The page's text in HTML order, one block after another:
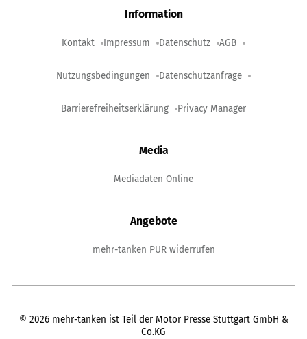
Information
Kontakt Impressum Datenschutz AGB
Nutzungsbedingungen Datenschutzanfrage
Barrierefreiheitserklärung Privacy Manager
Media
Mediadaten Online
Angebote
mehr-tanken PUR widerrufen
© 2026 mehr-tanken ist Teil der Motor Presse Stuttgart GmbH &
Co.KG